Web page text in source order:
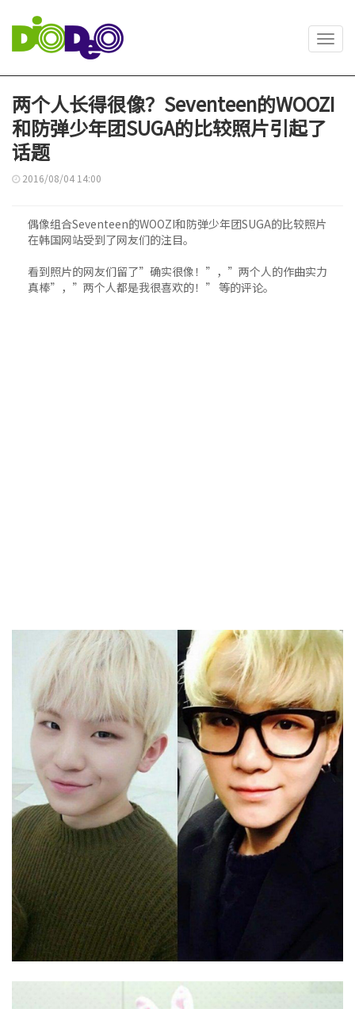
两个人长得很像？Seventeen的WOOZI
和防弹少年团SUGA的比较照片引起了
话题
2016/08/04 14:00
偶像组合Seventeen的WOOZI和防弹少年团SUGA的比较照片
在韩国网站受到了网友们的注目。
看到照片的网友们留了”确实很像！”，”两个人的作曲实力
真棒”，”两个人都是我很喜欢的！” 等的评论。